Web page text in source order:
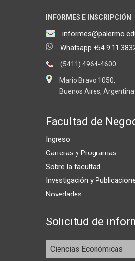
INFORMES E INSCRIPCIÓN
Whatsapp +54 9 11
(5411) 4964-4600
Mario Bravo 1050,
Buenos Aires, Argentina
Facultad de
Ingreso
Carreras y Programas
Sobre la facultad
Investigación y
Novedades
Solicitud de